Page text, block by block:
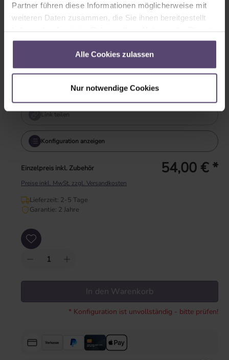
Partner führen diese Informationen möglicherweise mit
weiteren Daten zusammen, die Sie ihnen bereitgestellt
gesammelt haben.
Alle Cookies zulassen
Nur notwendige Cookies
Sofort verfügbar
Lieferzeit: 2-5 Tage
Garantie: 2 Jahre
Konfiguration anzeigen
Einzelpreis inkl. Zubehör 54,00 € *
Preise inkl. MwSt. zzgl. Versandkosten
Lieferzeit: 2-5 Tage
Garantie: 2 Jahre
Produkt Anzahl: Gib den gewünschten Wert ein oder benutze die Schaltflächen
In den Warenkorb
* Konfiguration ist unvollständig - bitte prüfen!